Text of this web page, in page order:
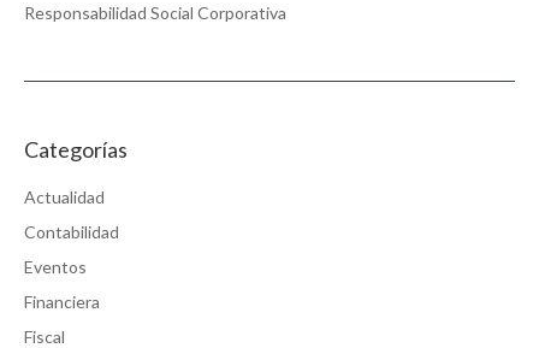
Responsabilidad Social Corporativa
Categorías
Actualidad
Contabilidad
Eventos
Financiera
Fiscal